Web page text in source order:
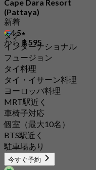
Cape Dara Resort
(Pattaya)
新着
4.5
から ฿ 595
タグ
インターナショナル
フュージョン
タイ料理
タイ・イサーン料理
ヨーロッパ料理
MRT駅近く
車椅子対応
個室（最大10名）
BTS駅近く
駐車場あり
今すぐ予約